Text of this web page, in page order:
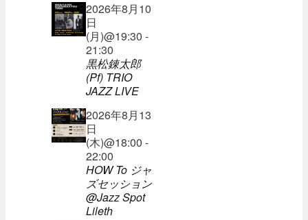
2026年8月10
日
(月)@19:30 -
21:30
黒松錬太郎
(Pf) TRIO
JAZZ LIVE
2026年8月13
日
(木)@18:00 -
22:00
HOW To ジャ
ズセッション
@Jazz Spot
Lileth